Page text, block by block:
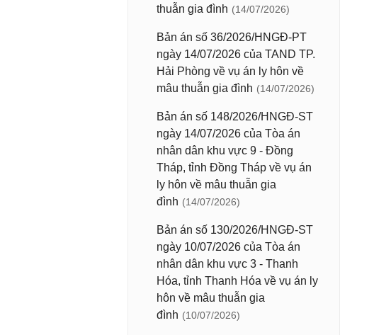
thuẫn gia đình (14/07/2026)
Bản án số 36/2026/HNGĐ-PT
ngày 14/07/2026 của TAND TP.
Hải Phòng về vụ án ly hôn về
mâu thuẫn gia đình (14/07/2026)
Bản án số 148/2026/HNGĐ-ST
ngày 14/07/2026 của Tòa án
nhân dân khu vực 9 - Đồng
Tháp, tỉnh Đồng Tháp về vụ án
ly hôn về mâu thuẫn gia
đình (14/07/2026)
Bản án số 130/2026/HNGĐ-ST
ngày 10/07/2026 của Tòa án
nhân dân khu vực 3 - Thanh
Hóa, tỉnh Thanh Hóa về vụ án ly
hôn về mâu thuẫn gia
đình (10/07/2026)